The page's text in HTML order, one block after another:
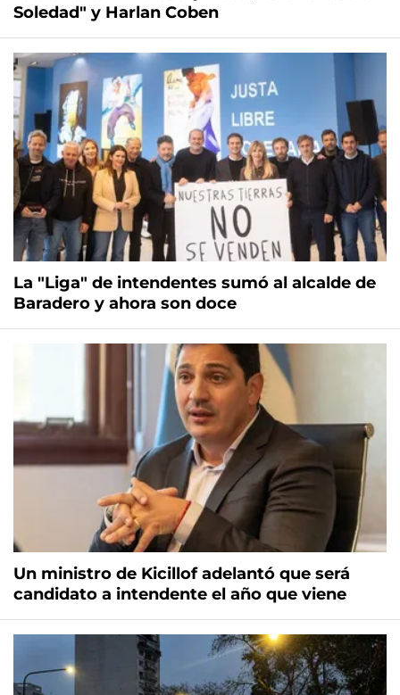
Soledad" y Harlan Coben
La "Liga" de intendentes sumó al alcalde de
Baradero y ahora son doce
Un ministro de Kicillof adelantó que será
candidato a intendente el año que viene